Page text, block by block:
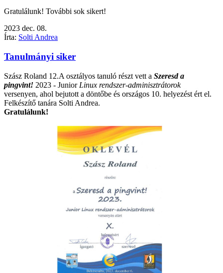
Gratulálunk! További sok sikert!
2023 dec. 08.
Írta: Solti Andrea
Tanulmányi siker
Szász Roland 12.A osztályos tanuló részt vett a Szeresd a
pingvint! 2023 - Junior Linux rendszer-adminisztrátorok
versenyen, ahol bejutott a döntőbe és országos 10. helyezést ért el.
Felkészítő tanára Solti Andrea.
Gratulálunk!